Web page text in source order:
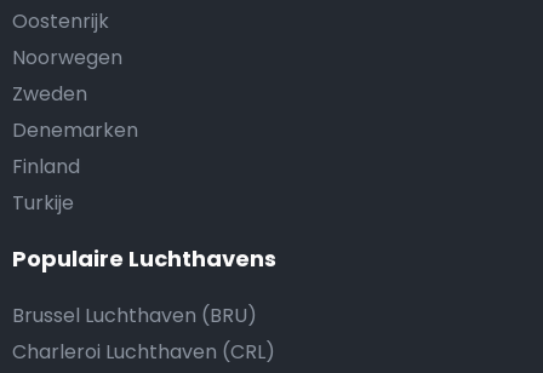
Oostenrijk
Noorwegen
Zweden
Denemarken
Finland
Turkije
Populaire Luchthavens
Brussel Luchthaven (BRU)
Charleroi Luchthaven (CRL)